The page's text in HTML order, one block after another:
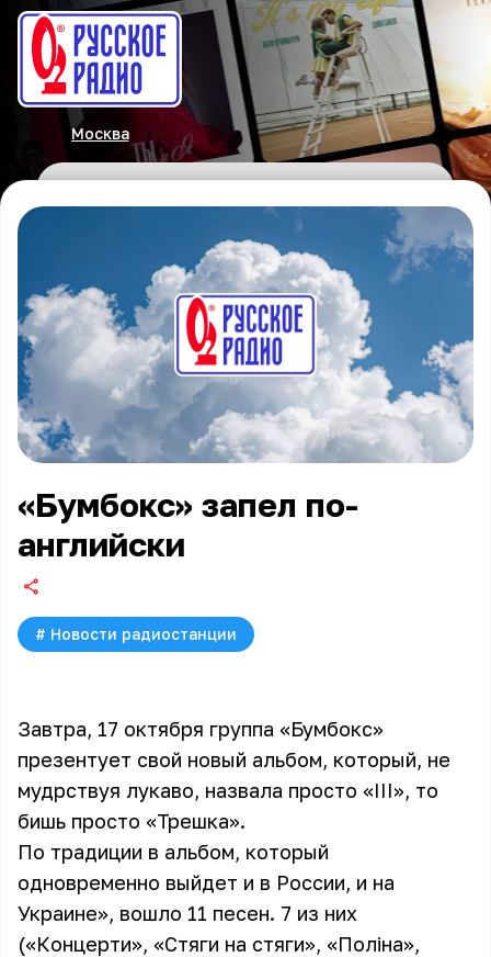
Москва
«Бумбокс» запел по-
английски
# Новости радиостанции
Завтра, 17 октября группа «Бумбокс»
презентует свой новый альбом, который, не
мудрствуя лукаво, назвала просто «III», то
бишь просто «Трешка».
По традиции в альбом, который
одновременно выйдет и в России, и на
Украине», вошло 11 песен. 7 из них
(«Концерти», «Стяги на стяги», «Полiна»,